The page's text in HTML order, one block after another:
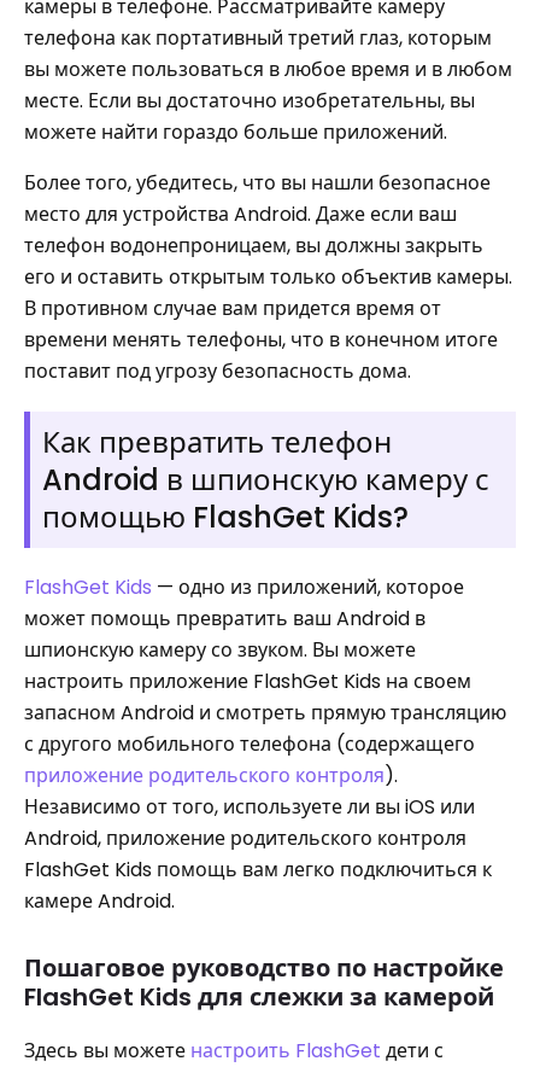
камеры в телефоне. Рассматривайте камеру
телефона как портативный третий глаз, которым
вы можете пользоваться в любое время и в любом
месте. Если вы достаточно изобретательны, вы
можете найти гораздо больше приложений.
Более того, убедитесь, что вы нашли безопасное
место для устройства Android. Даже если ваш
телефон водонепроницаем, вы должны закрыть
его и оставить открытым только объектив камеры.
В противном случае вам придется время от
времени менять телефоны, что в конечном итоге
поставит под угрозу безопасность дома.
Как превратить телефон
Android в шпионскую камеру с
помощью FlashGet Kids?
FlashGet Kids — одно из приложений, которое
может помощь превратить ваш Android в
шпионскую камеру со звуком. Вы можете
настроить приложение FlashGet Kids на своем
запасном Android и смотреть прямую трансляцию
с другого мобильного телефона (содержащего
приложение родительского контроля).
Независимо от того, используете ли вы iOS или
Android, приложение родительского контроля
FlashGet Kids помощь вам легко подключиться к
камере Android.
Пошаговое руководство по настройке
FlashGet Kids для слежки за камерой
Здесь вы можете настроить FlashGet дети с